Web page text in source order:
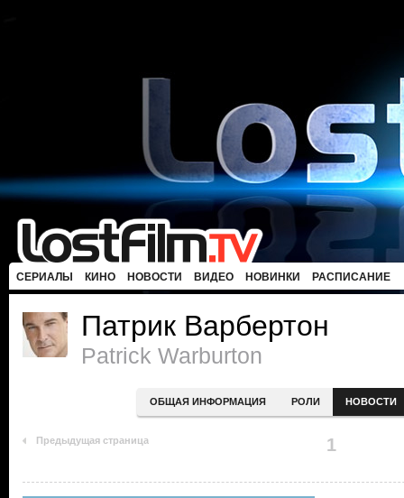
СЕРИАЛЫ КИНО НОВОСТИ ВИДЕО НОВИНКИ РАСПИСАНИЕ
Патрик Варбертон
Patrick Warburton
ОБЩАЯ ИНФОРМАЦИЯ РОЛИ НОВОСТИ
Предыдущая страница 1